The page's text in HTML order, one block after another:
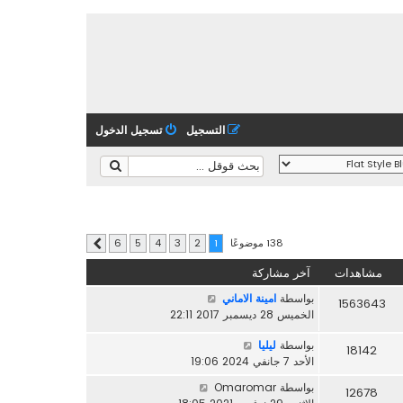
تسجيل الدخول التسجيل
138 موضوعًا 1
2
3
4
5
6 التالي
مشاهدات آخر مشاركة
1563643 بواسطة امينة الاماني
الخميس 28 ديسمبر 2017 22:11
18142 بواسطة ليليا
الأحد 7 جانفي 2024 19:06
12678 بواسطة Omaromar